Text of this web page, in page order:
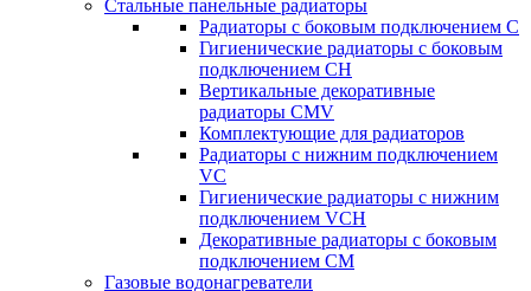
Стальные панельные радиаторы
Радиаторы c боковым подключением C
Гигиенические радиаторы c боковым
подключением CH
Вертикальные декоративные
радиаторы CMV
Комплектующие для радиаторов
Радиаторы c нижним подключением
VC
Гигиенические радиаторы c нижним
подключением VCH
Декоративные радиаторы с боковым
подключением CM
Газовые водонагреватели